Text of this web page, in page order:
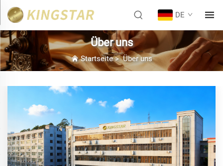
DE
Über uns
Startseite>Über uns